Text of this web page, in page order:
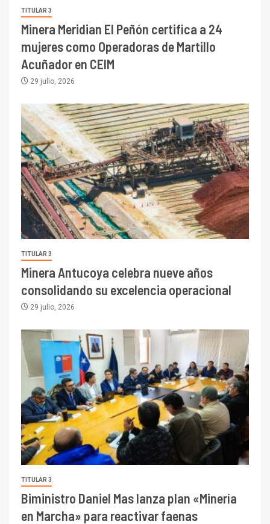
TITULAR 3
Minera Meridian El Peñón certifica a 24
mujeres como Operadoras de Martillo
Acuñador en CEIM
29 julio, 2026
TITULAR 3
Minera Antucoya celebra nueve años
consolidando su excelencia operacional
29 julio, 2026
TITULAR 3
Biministro Daniel Mas lanza plan «Minería
en Marcha» para reactivar faenas